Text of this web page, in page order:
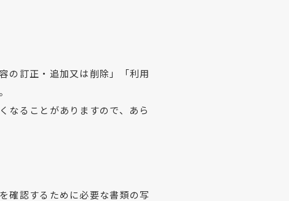
の訂正・追加又は削除」「利用
なることがありますので、あら
確認するために必要な書類の写